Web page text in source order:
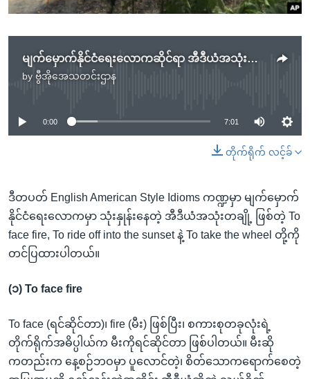
ကျော်
ရှာဖွေ
ကျော်
ဘာသာစကားများ မျက်မှောက်နိုင်ငံရေးလောကဆိုင်ရာ အီဒီယံအသုံးအနှုန်းများ (၁၅)
by ဗွီအိုအေသတင်းဌာန
No media source currently available
0:00 7:01
တိုက်ရိုက် လင့်ခ်
ဒီတပတ် English American Style Idioms ကဏ္ဍမှာ မျက်မှောက်
နိုင်ငံရေးလောကမှာ သုံးနှုန်းနေတဲ့ အီဒီယံအသုံးတချို့ ဖြစ်တဲ့ To
face fire, To ride off into the sunset နဲ့ To take the wheel တို့ကို
တင်ပြထားပါတယ်။
(၁) To face fire
To face (ရင်ဆိုင်တာ)၊ fire (မီး) ဖြစ်ပြီး၊ စကားစုတခုလုံးရဲ့
တိုက်ရိုက်အဓိပ္ပါယ်က မီးကိုရင်ဆိုင်တာ ဖြစ်ပါတယ်။ မီးဆို
ကတည်းက နေ့စဉ်ဘဝမှာ ပူလောင်တဲ့၊ စိတ်သောကရောက်စေတဲ့